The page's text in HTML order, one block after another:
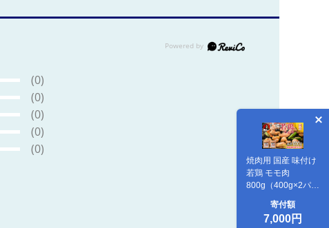
焼肉用 国産 味付け
若鶏 モモ肉
800g（400g×2パッ
寄付額
7,000円
(0)
(0)
(0)
(0)
(0)